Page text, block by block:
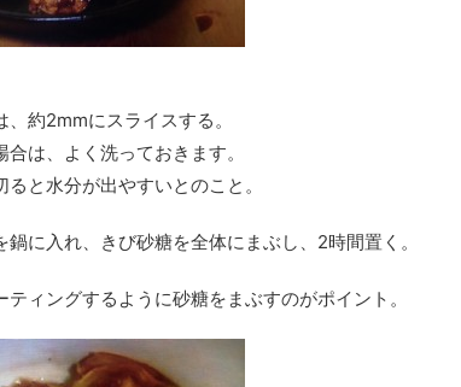
、約2mmにスライスする。
は、よく洗っておきます。
と水分が出やすいとのこと。
鍋に入れ、きび砂糖を全体にまぶし、2時間置く。
ティングするように砂糖をまぶすのがポイント。